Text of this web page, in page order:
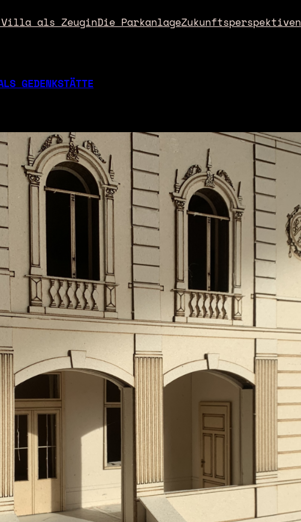
als ZeuginDie ParkanlageZukunftsperspektiven
GEDENKSTÄTTE